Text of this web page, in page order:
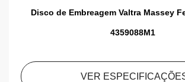
Disco de Embreagem Valtra Massey
4359088M1
VER